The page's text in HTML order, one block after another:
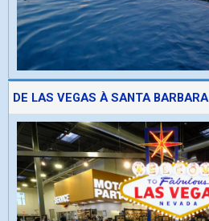
DE LAS VEGAS À SANTA BARBARA